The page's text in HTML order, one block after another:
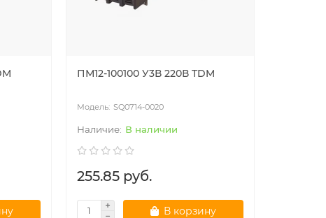
ПМ12-100100 У3В 220В TDM
SQ0714-0020
В наличии
255.85 руб.
В корзину